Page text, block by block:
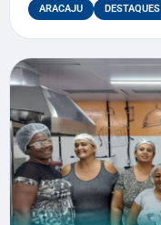
ARACAJU DESTAQUES